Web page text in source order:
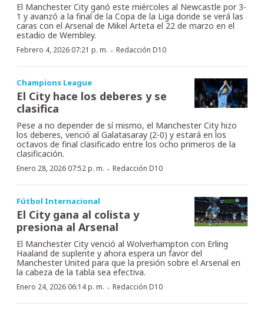
El Manchester City ganó este miércoles al Newcastle por 3-
1 y avanzó a la final de la Copa de la Liga donde se verá las
caras con el Arsenal de Mikel Arteta el 22 de marzo en el
estadio de Wembley.
Febrero 4, 2026 07:21 p. m. · Redacción D10
Champions League
El City hace los deberes y se
clasifica
Pese a no depender de sí mismo, el Manchester City hizo
los deberes, venció al Galatasaray (2-0) y estará en los
octavos de final clasificado entre los ocho primeros de la
clasificación.
Enero 28, 2026 07:52 p. m. · Redacción D10
Fútbol Internacional
El City gana al colista y
presiona al Arsenal
El Manchester City venció al Wolverhampton con Erling
Haaland de suplente y ahora espera un favor del
Manchester United para que la presión sobre el Arsenal en
la cabeza de la tabla sea efectiva.
Enero 24, 2026 06:14 p. m. · Redacción D10